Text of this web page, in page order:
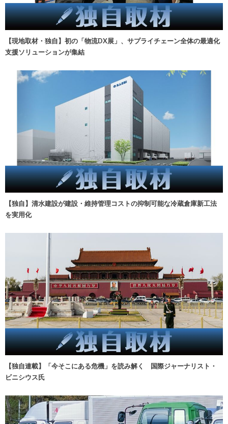
【現地取材・独自】初の「物流DX展」、サプライチェーン全体の最適化
支援ソリューションが集結
【独自】清水建設が建設・維持管理コストの抑制可能な冷蔵倉庫新工法
を実用化
【独自連載】「今そこにある危機」を読み解く 国際ジャーナリスト・
ビニシウス氏